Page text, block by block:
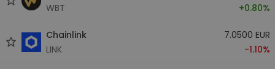
WBT
+0.80%
Chainlink
LINK
7.0500 EUR
-1.10%